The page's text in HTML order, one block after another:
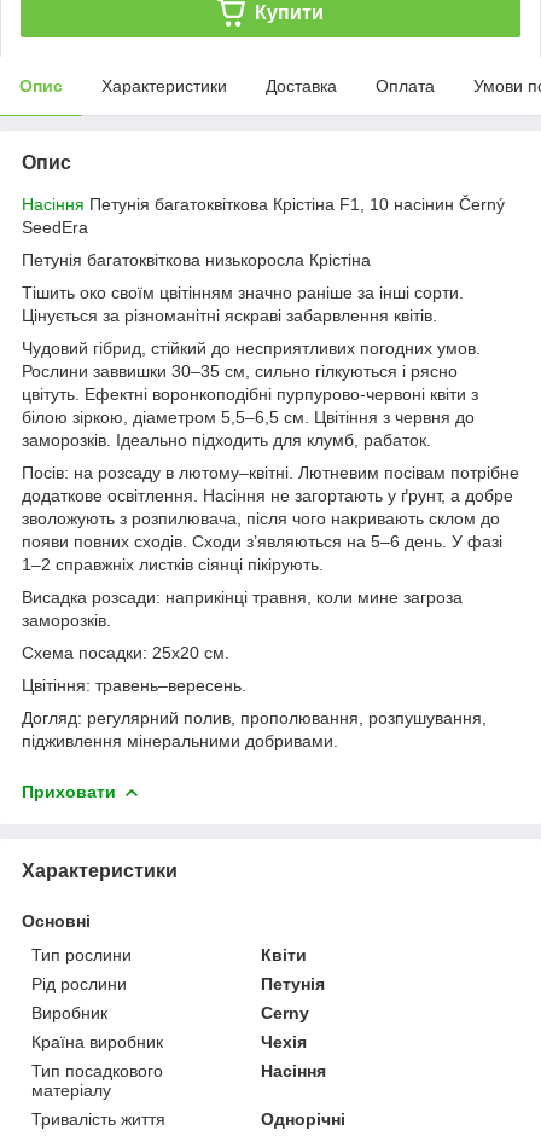
Купити
Опис Характеристики Доставка Оплата Умови
Опис
Насіння Петунія багатоквіткова Крістіна F1, 10 насінин Černý
SeedEra
Петунія багатоквіткова низькоросла Крістіна
Тішить око своїм цвітінням значно раніше за інші сорти.
Цінується за різноманітні яскраві забарвлення квітів.
Чудовий гібрид, стійкий до несприятливих погодних умов.
Рослини заввишки 30–35 см, сильно гілкуються і рясно
цвітуть. Ефектні воронкоподібні пурпурово-червоні квіти з
білою зіркою, діаметром 5,5–6,5 см. Цвітіння з червня до
заморозків. Ідеально підходить для клумб, рабаток.
Посів: на розсаду в лютому–квітні. Лютневим посівам потрібне
додаткове освітлення. Насіння не загортають у ґрунт, а добре
зволожують з розпилювача, після чого накривають склом до
появи повних сходів. Сходи з’являються на 5–6 день. У фазі
1–2 справжніх листків сіянці пікірують.
Висадка розсади: наприкінці травня, коли мине загроза
заморозків.
Схема посадки: 25х20 см.
Цвітіння: травень–вересень.
Догляд: регулярний полив, прополювання, розпушування,
підживлення мінеральними добривами.
Приховати
Характеристики
Основні
Тип рослини
Квіти
Рід рослини
Петунія
Виробник
Cerny
Країна виробник
Чехія
Тип посадкового
матеріалу
Насіння
Тривалість життя
Однорічні